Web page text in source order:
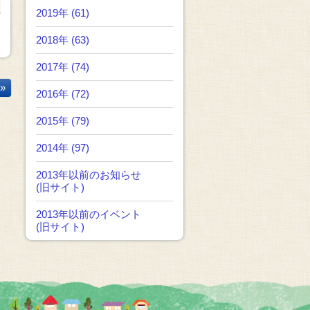
2019年 (61)
2018年 (63)
2017年 (74)
2016年 (72)
2015年 (79)
2014年 (97)
2013年以前のお知らせ
(旧サイト)
2013年以前のイベント
(旧サイト)